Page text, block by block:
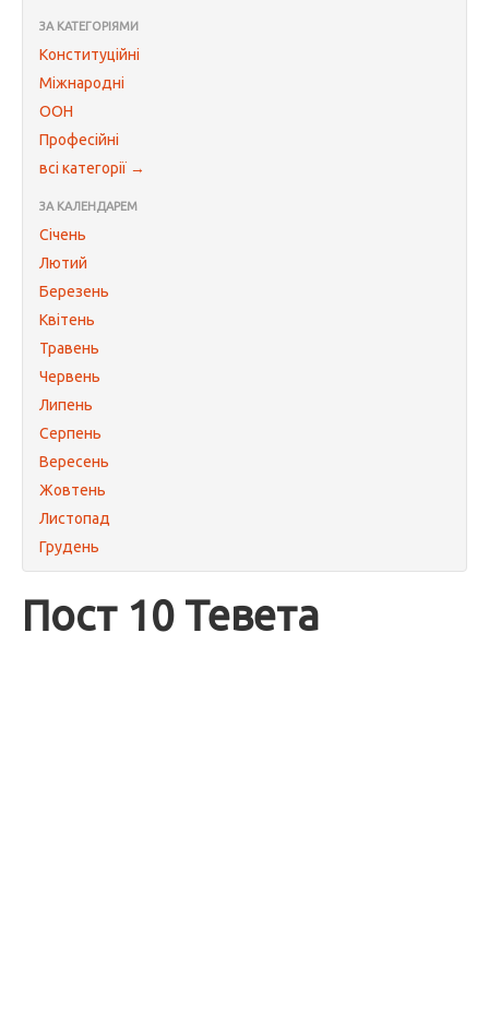
ЗА КАТЕГОРІЯМИ
Конституційні
Міжнародні
ООН
Професійні
всі категорії →
ЗА КАЛЕНДАРЕМ
Січень
Лютий
Березень
Квітень
Травень
Червень
Липень
Серпень
Вересень
Жовтень
Листопад
Грудень
Пост 10 Тевета